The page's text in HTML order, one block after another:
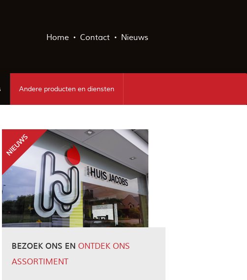
Home Contact Nieuws
Andere producten en diensten
BEZOEK ONS EN ONTDEK ONS
ASSORTIMENT